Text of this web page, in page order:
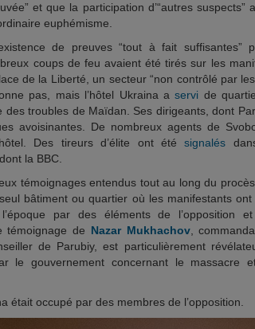
et que la participation d’“autres suspects”
euphémisme.
de preuves “tout à fait suffisantes”
coups de feu avaient été tirés sur les
de la Liberté, un secteur “non contrôlé par
pas, mais l’hôtel Ukraina aservi de
des troubles de Maïdan. Ses dirigeants, dont
avoisinantes. De nombreux agents de
Des tireurs d’élite ont étésignalés
la BBC.
témoignages entendus tout au long du
bâtiment ou quartier où les manifestants
par des éléments de l’opposition
témoignage de Nazar Mukhachov,
de Parubiy, est particulièrement
le gouvernement concernant le massacre
était occupé par des membres de l’opposition.